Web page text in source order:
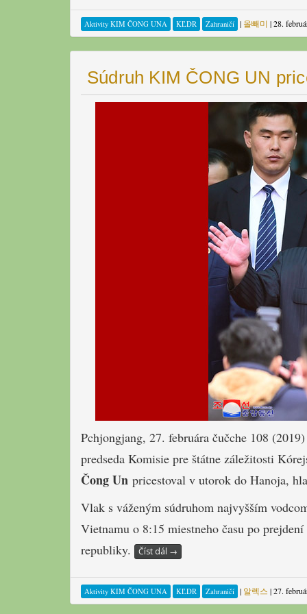
Aktivity KIM ČONG UNA KĽDR Zahraničí | 올빼미 |28.
Súdruh KIM ČONG UN
Pchjongjang, 27. februára čučche 108
predseda Komisie pre štátne záležitosti
Čong Un pricestoval v utorok do Hanoja,
Vlak s váženým súdruhom najvyšším
Vietnamu o 8:15 miestneho času po
republiky.
Číst dál →
Aktivity KIM ČONG UNA KĽDR Zahraničí | 알렉스 |27.